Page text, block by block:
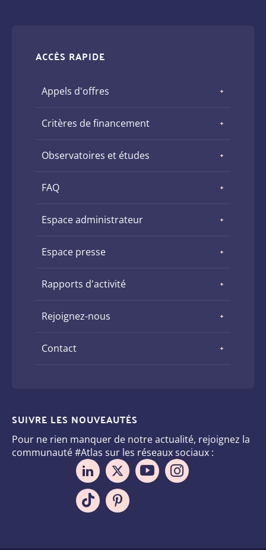
ACCÈS RAPIDE
Appels d'offres
Critères de financement
Observatoires et études
FAQ
Espace administrateur
Espace presse
Rapports d'activité
Rejoignez-nous
Contact
SUIVRE LES NOUVEAUTÉS
Pour ne rien manquer de notre actualité, rejoignez la
communauté #Atlas sur les réseaux sociaux :